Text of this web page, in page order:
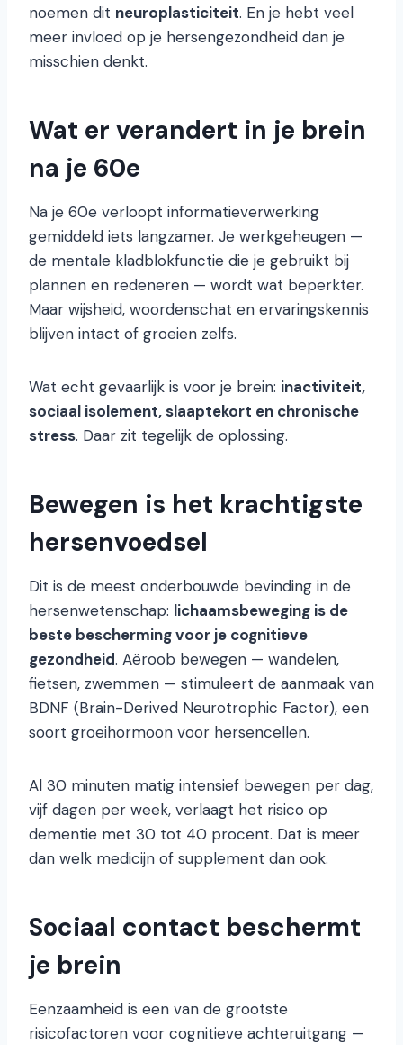
noemen dit neuroplasticiteit. En je hebt veel
meer invloed op je hersengezondheid dan je
misschien denkt.
Wat er verandert in je brein
na je 60e
Na je 60e verloopt informatieverwerking
gemiddeld iets langzamer. Je werkgeheugen —
de mentale kladblokfunctie die je gebruikt bij
plannen en redeneren — wordt wat beperkter.
Maar wijsheid, woordenschat en ervaringskennis
blijven intact of groeien zelfs.
Wat echt gevaarlijk is voor je brein: inactiviteit,
sociaal isolement, slaaptekort en chronische
stress. Daar zit tegelijk de oplossing.
Bewegen is het krachtigste
hersenvoedsel
Dit is de meest onderbouwde bevinding in de
hersenwetenschap: lichaamsbeweging is de
beste bescherming voor je cognitieve
gezondheid. Aëroob bewegen — wandelen,
fietsen, zwemmen — stimuleert de aanmaak van
BDNF (Brain-Derived Neurotrophic Factor), een
soort groeihormoon voor hersencellen.
Al 30 minuten matig intensief bewegen per dag,
vijf dagen per week, verlaagt het risico op
dementie met 30 tot 40 procent. Dat is meer
dan welk medicijn of supplement dan ook.
Sociaal contact beschermt
je brein
Eenzaamheid is een van de grootste
risicofactoren voor cognitieve achteruitgang —